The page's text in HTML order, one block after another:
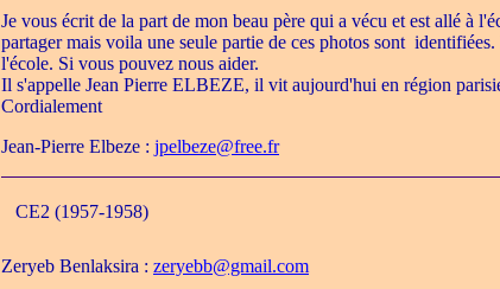
Je vous écrit de la part de mon beau père qui a vécu et est allé à
partager mais voila une seule partie de ces photos sont
l'école. Si vous pouvez nous aider.
Il s'appelle Jean Pierre ELBEZE, il vit aujourd'hui en région
Cordialement
Jean-Pierre Elbeze : jpelbeze@free.fr
CE2 (1957-1958)
Zeryeb Benlaksira : zeryebb@gmail.com